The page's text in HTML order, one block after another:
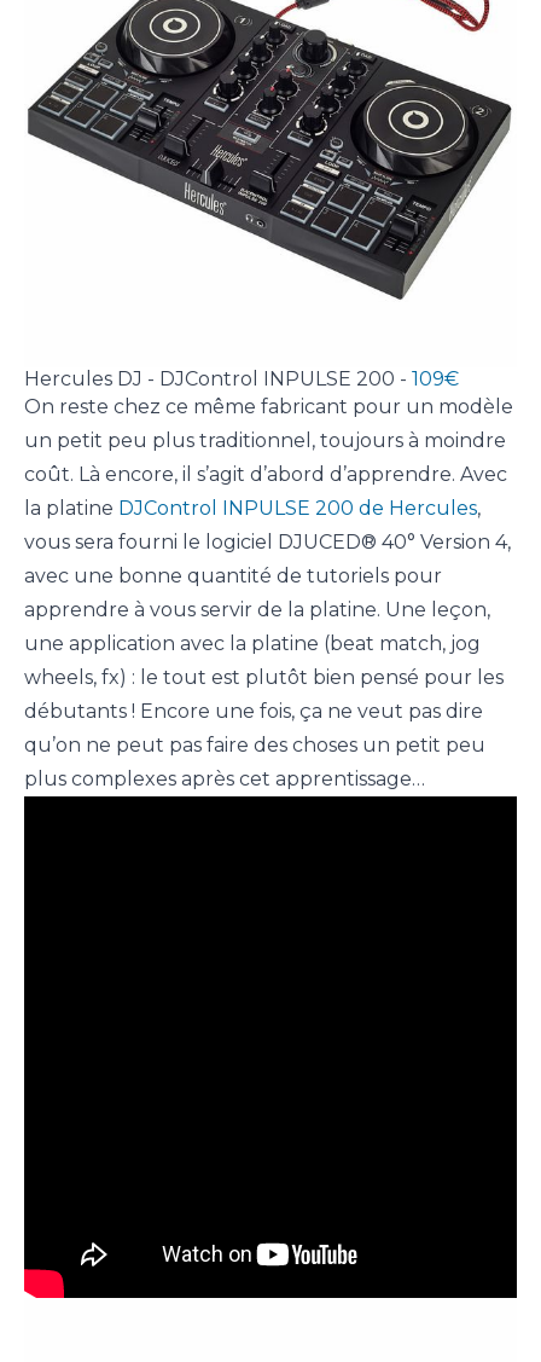
Hercules DJ - DJControl INPULSE 200 - 109€
On reste chez ce même fabricant pour un modèle
un petit peu plus traditionnel, toujours à moindre
coût. Là encore, il s’agit d’abord d’apprendre. Avec
la platine DJControl INPULSE 200 de Hercules,
vous sera fourni le logiciel DJUCED® 40° Version 4,
avec une bonne quantité de tutoriels pour
apprendre à vous servir de la platine. Une leçon,
une application avec la platine (beat match, jog
wheels, fx) : le tout est plutôt bien pensé pour les
débutants ! Encore une fois, ça ne veut pas dire
qu’on ne peut pas faire des choses un petit peu
plus complexes après cet apprentissage…